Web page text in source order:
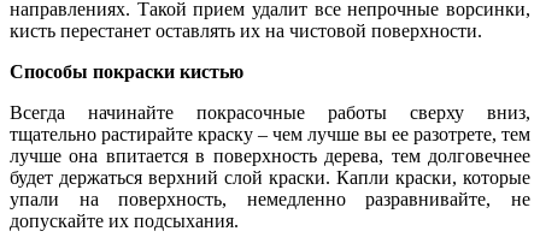
направлениях. Такой прием удалит все непрочные ворсинки,
кисть перестанет оставлять их на чистовой поверхности.
Способы покраски кистью
Всегда начинайте покрасочные работы сверху вниз,
тщательно растирайте краску – чем лучше вы ее разотрете, тем
лучше она впитается в поверхность дерева, тем долговечнее
будет держаться верхний слой краски. Капли краски, которые
упали на поверхность, немедленно разравнивайте, не
допускайте их подсыхания.